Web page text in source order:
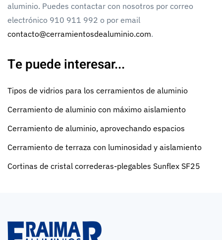
aluminio. Puedes contactar con nosotros por correo
electrónico 910 911 992 o por email
contacto@cerramientosdealuminio.com.
Te puede interesar...
Tipos de vidrios para los cerramientos de aluminio
Cerramiento de aluminio con máximo aislamiento
Cerramiento de aluminio, aprovechando espacios
Cerramiento de terraza con luminosidad y aislamiento
Cortinas de cristal correderas-plegables Sunflex SF25